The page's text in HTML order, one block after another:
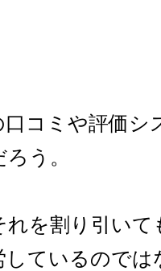
口コミや評価シ
う。
れを割り引い
しているのでは